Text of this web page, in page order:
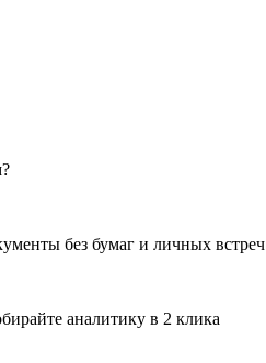
без бумаг и личных встреч
аналитику в 2 клика